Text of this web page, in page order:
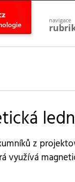
navigace
objevy
planeta
z
využívá